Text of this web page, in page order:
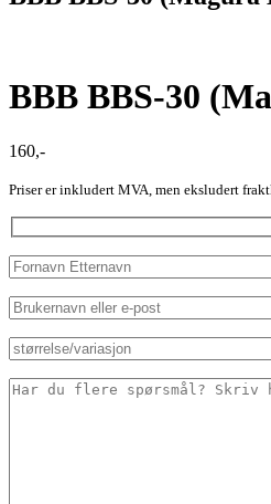
BBB BBS-30
160,-
Priser er inkludert MVA, men eksludert